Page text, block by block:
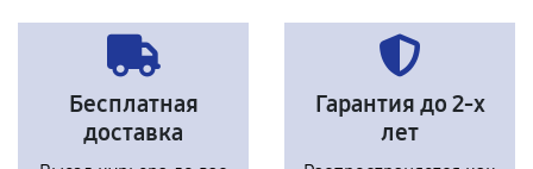
Бесплатная
доставка
Гарантия до 2-х
лет